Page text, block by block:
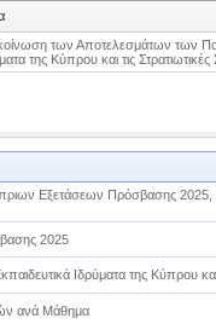
των Αποτελεσμάτων των
της Κύπρου και τις
Εξετάσεων Πρόσβασης 2025,
2025
Ιδρύματα της Κύπρου
ανά Μάθημα